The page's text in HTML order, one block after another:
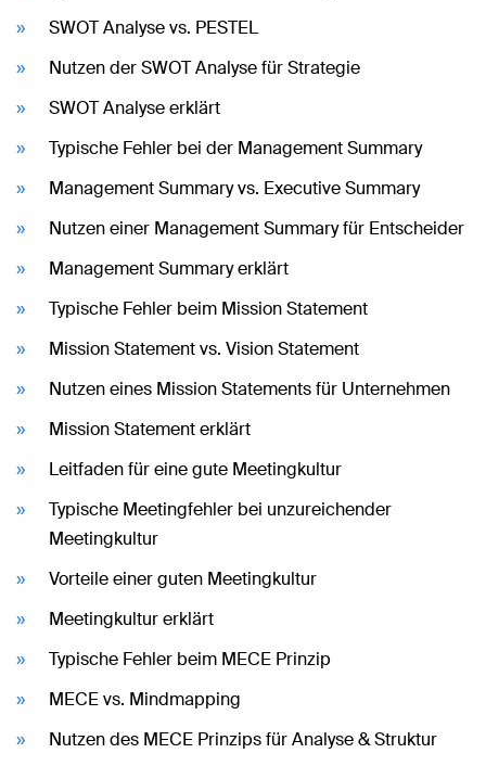
SWOT Analyse vs. PESTEL
Nutzen der SWOT Analyse für Strategie
SWOT Analyse erklärt
Typische Fehler bei der Management Summary
Management Summary vs. Executive Summary
Nutzen einer Management Summary für Entscheider
Management Summary erklärt
Typische Fehler beim Mission Statement
Mission Statement vs. Vision Statement
Nutzen eines Mission Statements für Unternehmen
Mission Statement erklärt
Leitfaden für eine gute Meetingkultur
Typische Meetingfehler bei unzureichender
Meetingkultur
Vorteile einer guten Meetingkultur
Meetingkultur erklärt
Typische Fehler beim MECE Prinzip
MECE vs. Mindmapping
Nutzen des MECE Prinzips für Analyse & Struktur